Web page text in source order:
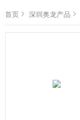
首页 深圳奥龙产品